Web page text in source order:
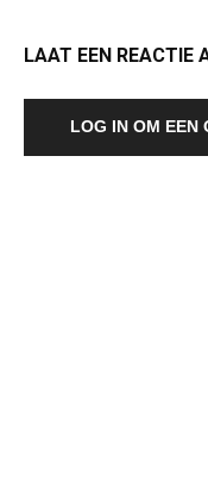
LAAT EEN REACTIE
LOG IN OM EEN